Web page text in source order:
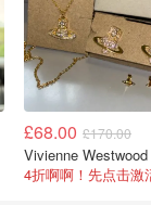
£68.00 £170.00